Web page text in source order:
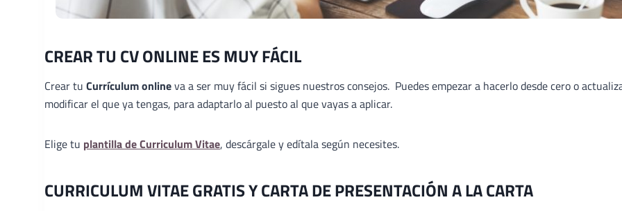
CREAR TU CV ONLINE ES MUY FÁCIL
Crear tu Currículum onlineva a ser muy fácil si sigues nuestros consejos. Puedes empezar a hacerlo desde cero o
modificar el que ya tengas, para adaptarlo al puesto al que vayas a aplicar.
Elige tu plantilla de Curriculum Vitae, descárgale y edítala según necesites.
CURRICULUM VITAE GRATIS Y CARTA DE PRESENTACIÓN A LA CARTA